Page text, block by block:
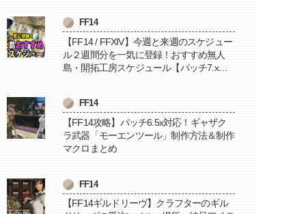
FF14
【FF14 / FFXIV】今週と来週のスケジュー
ル２週間分を一気に登録！おすすめ無人
島・開拓工房スケジュール【パッチ7.x対
FF14
【FF14攻略】パッチ6.5x対応！ギャザク
ラ武器「モーエンツール」制作方法＆制作
マクロまとめ
FF14
【FF14ギルドリーヴ】クラフターのギル